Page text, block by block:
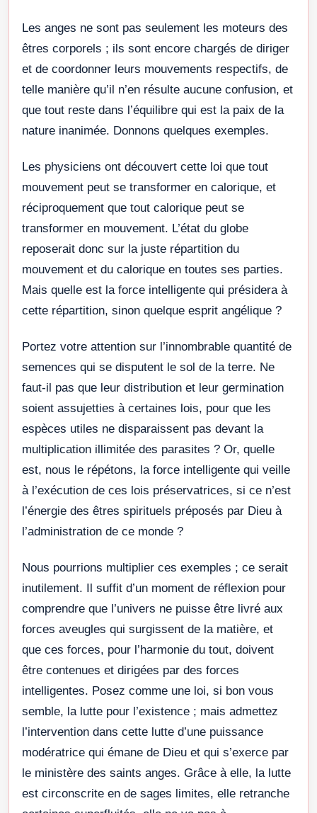
Les anges ne sont pas seulement les moteurs des
êtres corporels ; ils sont encore chargés de diriger
et de coordonner leurs mouvements respectifs, de
telle manière qu’il n’en résulte aucune confusion, et
que tout reste dans l’équilibre qui est la paix de la
nature inanimée. Donnons quelques exemples.
Les physiciens ont découvert cette loi que tout
mouvement peut se transformer en calorique, et
réciproquement que tout calorique peut se
transformer en mouvement. L’état du globe
reposerait donc sur la juste répartition du
mouvement et du calorique en toutes ses parties.
Mais quelle est la force intelligente qui présidera à
cette répartition, sinon quelque esprit angélique ?
Portez votre attention sur l’innombrable quantité de
semences qui se disputent le sol de la terre. Ne
faut-il pas que leur distribution et leur germination
soient assujetties à certaines lois, pour que les
espèces utiles ne disparaissent pas devant la
multiplication illimitée des parasites ? Or, quelle
est, nous le répétons, la force intelligente qui veille
à l’exécution de ces lois préservatrices, si ce n’est
l’énergie des êtres spirituels préposés par Dieu à
l’administration de ce monde ?
Nous pourrions multiplier ces exemples ; ce serait
inutilement. Il suffit d’un moment de réflexion pour
comprendre que l’univers ne puisse être livré aux
forces aveugles qui surgissent de la matière, et
que ces forces, pour l’harmonie du tout, doivent
être contenues et dirigées par des forces
intelligentes. Posez comme une loi, si bon vous
semble, la lutte pour l’existence ; mais admettez
l’intervention dans cette lutte d’une puissance
modératrice qui émane de Dieu et qui s’exerce par
le ministère des saints anges. Grâce à elle, la lutte
est circonscrite en de sages limites, elle retranche